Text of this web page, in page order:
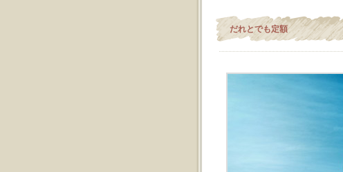
だれとでも定額